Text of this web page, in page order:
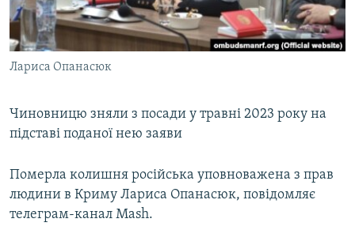
ВІДЕОУРОКИ «ELIFBE»
СВІДЧЕННЯ ОКУПАЦІЇ
УКРАЇНСЬКА ПРОБЛЕМА КРИМУ
Русский
Qırımtatar
Усі сайти RFE/RL
Лариса Опанасюк
Чиновницю зняли з посади у травні 2023 року на
підставі поданої нею заяви
Померла колишня російська уповноважена з прав
людини в Криму Лариса Опанасюк, повідомляє
телеграм-канал Mash.